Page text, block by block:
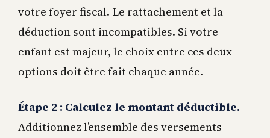
votre foyer fiscal. Le rattachement et la
déduction sont incompatibles. Si votre
enfant est majeur, le choix entre ces deux
options doit être fait chaque année.
Étape 2 : Calculez le montant déductible.
Additionnez l’ensemble des versements